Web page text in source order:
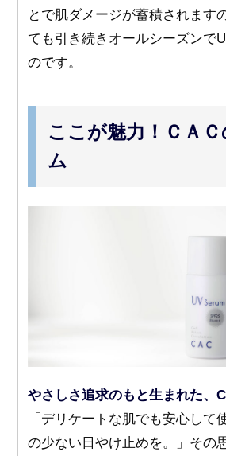
とで肌ダメージが蓄積されます
ても引き続きオールシーズンで
のです。
ここが魅力！ＣＡ
ム
やさしさ追求のもと生まれた、
「デリケートな肌でも安心して
の少ない日やけ止めを。」その